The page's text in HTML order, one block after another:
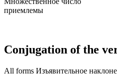
приемлемы
Conjugation of the
All forms Изъявительное